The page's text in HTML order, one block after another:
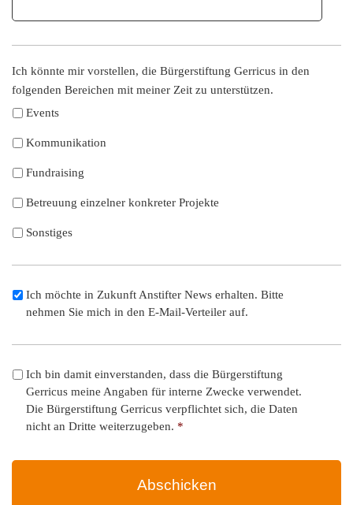
Ich könnte mir vorstellen, die Bürgerstiftung Gerricus in den
folgenden Bereichen mit meiner Zeit zu unterstützen.
Events
Kommunikation
Fundraising
Betreuung einzelner konkreter Projekte
Sonstiges
Ich möchte in Zukunft Anstifter News erhalten. Bitte
nehmen Sie mich in den E-Mail-Verteiler auf.
Ich bin damit einverstanden, dass die Bürgerstiftung
Gerricus meine Angaben für interne Zwecke verwendet.
Die Bürgerstiftung Gerricus verpflichtet sich, die Daten
nicht an Dritte weiterzugeben.